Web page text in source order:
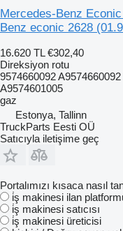
Mercedes-Benz
Benz econic 2628
16.620 TL €302,40
Direksiyon rotu
9574660092
A9574601005
gaz
Estonya, Tallinn
TruckParts Eesti OÜ
Satıcıyla iletişime geç
Portalımızı kısaca nasıl
i̇ş makinesi ilan
i̇ş makinesi satıcısı
i̇ş makinesi üreticisi